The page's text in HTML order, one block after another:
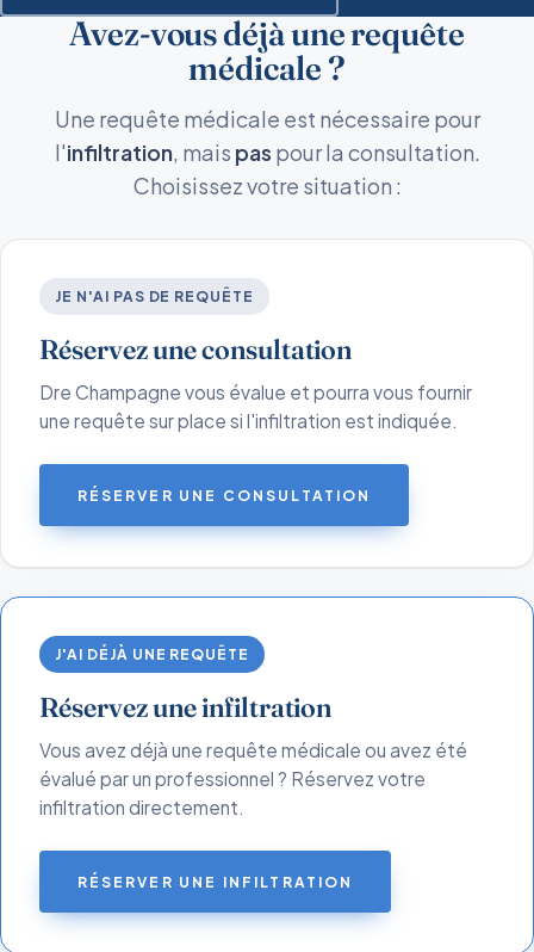
Avez-vous déjà une requête
médicale ?
Une requête médicale est nécessaire pour
l'infiltration, mais pas pour la consultation.
Choisissez votre situation :
JE N'AI PAS DE REQUÊTE
Réservez une consultation
Dre Champagne vous évalue et pourra vous fournir
une requête sur place si l'infiltration est indiquée.
RÉSERVER UNE CONSULTATION
J'AI DÉJÀ UNE REQUÊTE
Réservez une infiltration
Vous avez déjà une requête médicale ou avez été
évalué par un professionnel ? Réservez votre
infiltration directement.
RÉSERVER UNE INFILTRATION